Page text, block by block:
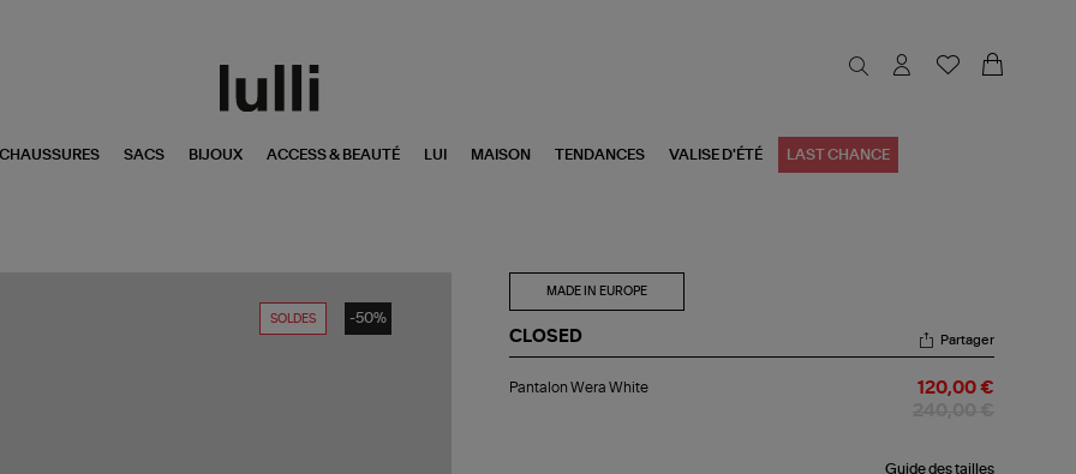
CHAUSSURES SACS BIJOUX ACCESS & BEAUTÉ LUI MAISON TENDANCES VALISE D'ÉTÉ LAST CHANCE
SOLDES -50%
MADE IN EUROPE
CLOSED
Wera
Partager
Pantalon Wera White 120,00 €
Guide des tailles